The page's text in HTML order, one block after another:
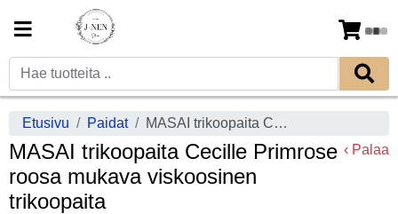
Etusivu Paidat MASAI trikoopaita Cecille Primrose roosa mukava viskoosinen trikoopaita
MASAI trikoopaita Cecille Primrose
roosa mukava viskoosinen
trikoopaita
‹ Palaa